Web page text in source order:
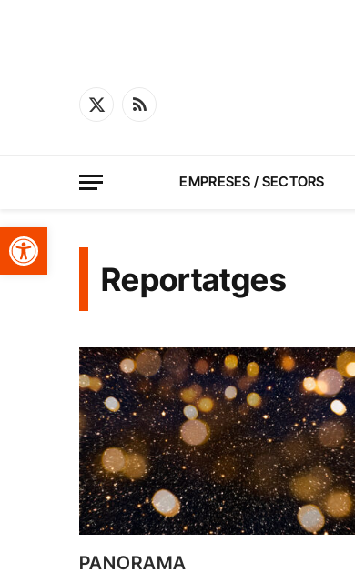
Obre la barra d'eines
X
RSS
EMPRESES / SECTORS
Reportatges
PANORAMA